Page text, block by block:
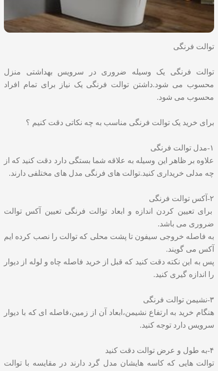
توالت فرنگی
توالت فرنگی یک وسیله ضروری در سرویس بهداشتی منزل
محسوب می شود.داشتن توالت فرنگی یک نیاز برای تمام افراد
محسوب می شود.
برای خرید یک توالت فرنگی مناسب به چه نکاتی دقت کنیم ؟
۱-مدل توالت فرنگی
علاوه بر ظاهر این وسیله به علاقه شما بستگی دارد دقت کنید که از
چه مدلی خریداری کنید.توالت های فرنگی مدل های مختلفی دارند.
۲-آکس توالت فرنگی
برای تعیین کردن اندازه و ابعاد توالت فرنگی تعیین آکس توالت
ضروری می باشد.
به فاصله خروجی سیفون تا پشت محلی که توالت را نصب کرده ایم
آکس می گویند.
پس به این نکته دقت کنید که قبل از خرید فاصله چاه و لوله از دیوار
را اندازه گیری کنید.
۳-نشیمن توالت فرنگی
هنگام خرید به ارتفاع نشیمن،ابعاد آن از زمین،فاصله ای که با دیوار
سرویس دارد توجه کنید.
۴-به طول و عرض توالت دقت کنید
توالت هایی که کاسه هایشان مدل گرد دارند در مقایسه با توالت